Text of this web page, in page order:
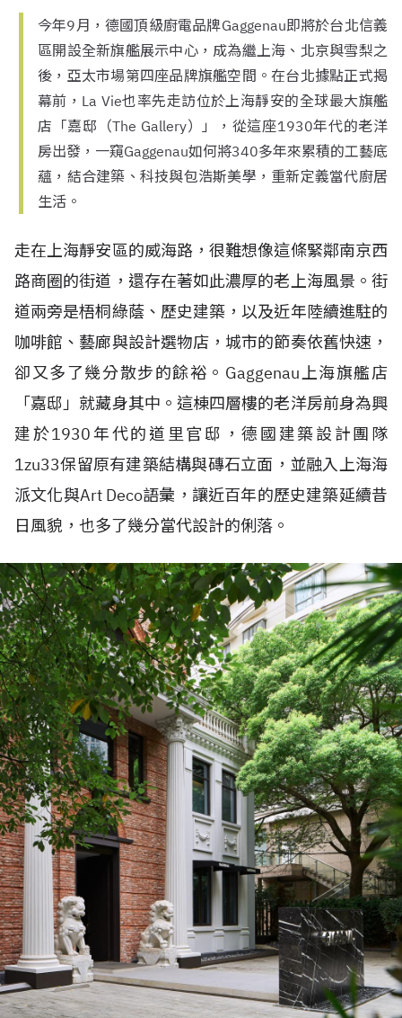
今年9月，德國頂級廚電品牌Gaggenau即將於台北信義
區開設全新旗艦展示中心，成為繼上海、北京與雪梨之
後，亞太市場第四座品牌旗艦空間。在台北據點正式揭
幕前，La Vie也率先走訪位於上海靜安的全球最大旗艦
店「嘉邸（The Gallery）」，從這座1930年代的老洋
房出發，一窺Gaggenau如何將340多年來累積的工藝底
蘊，結合建築、科技與包浩斯美學，重新定義當代廚居
生活。
走在上海靜安區的威海路，很難想像這條緊鄰南京西
路商圈的街道，還存在著如此濃厚的老上海風景。街
道兩旁是梧桐綠蔭、歷史建築，以及近年陸續進駐的
咖啡館、藝廊與設計選物店，城市的節奏依舊快速，
卻又多了幾分散步的餘裕。Gaggenau上海旗艦店
「嘉邸」就藏身其中。這棟四層樓的老洋房前身為興
建於1930年代的道里官邸，德國建築設計團隊
1zu33保留原有建築結構與磚石立面，並融入上海海
派文化與Art Deco語彙，讓近百年的歷史建築延續昔
日風貌，也多了幾分當代設計的俐落。